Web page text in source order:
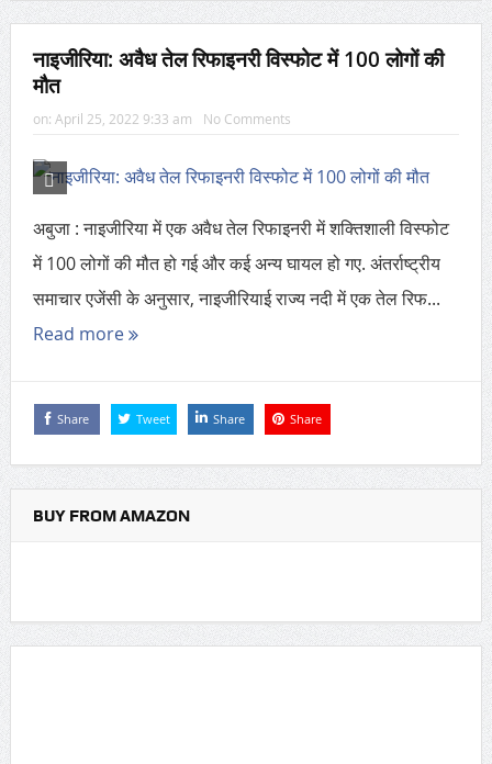
नाइजीरिया: अवैध तेल रिफाइनरी विस्फोट में 100 लोगों की
मौत
on: April 25, 2022 9:33 am No Comments
अबुजा : नाइजीरिया में एक अवैध तेल रिफाइनरी में शक्तिशाली विस्फोट
में 100 लोगों की मौत हो गई और कई अन्य घायल हो गए. अंतर्राष्ट्रीय
समाचार एजेंसी के अनुसार, नाइजीरियाई राज्य नदी में एक तेल रिफ...
Read more
Share Tweet Share Share
BUY FROM AMAZON